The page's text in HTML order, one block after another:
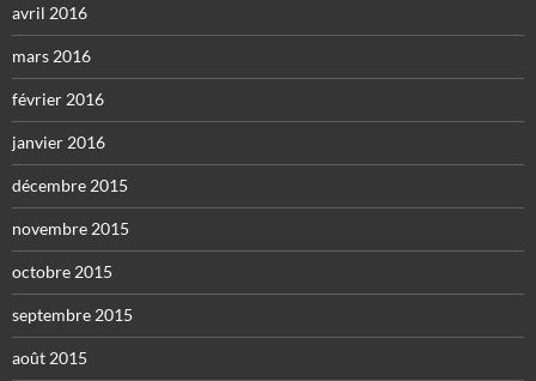
avril 2016
mars 2016
février 2016
janvier 2016
décembre 2015
novembre 2015
octobre 2015
septembre 2015
août 2015